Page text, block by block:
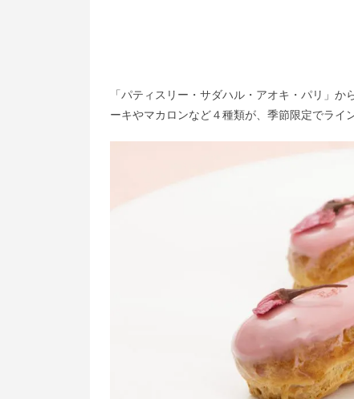
「パティスリー・サダハル・アオキ・パリ」
ーキやマカロンなど４種類が、季節限定でライ